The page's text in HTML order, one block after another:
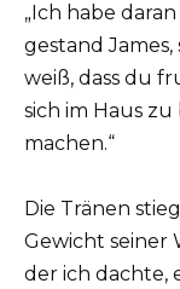
„Ich habe
gestand
weiß, dass du
sich im Haus
machen.“
Die Tränen
Gewicht seiner
der ich dachte,